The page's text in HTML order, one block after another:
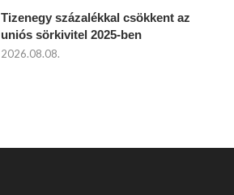
Tizenegy százalékkal csökkent az
uniós sörkivitel 2025-ben
2026.08.08.